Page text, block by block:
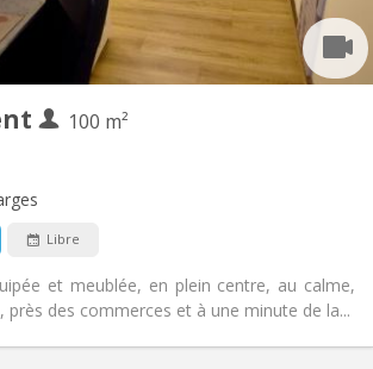
100 m²
Libre
et meublée, en plein centre, au calme,
près des commerces et à une minute de la...
Salle de bain:
Commune
Cuisine:
Commune
Superficie:
100 m
Pièces privées:
calme, chaleureuse,